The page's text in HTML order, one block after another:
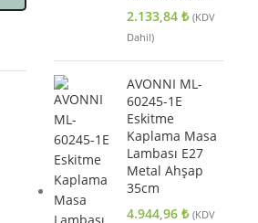
2.133,84₺ (KDV
Dahil)
AVONNI ML-
60245-1E
Eskitme
Kaplama Masa
Lambası E27
Metal Ahşap
35cm
4.944,96₺ (KDV